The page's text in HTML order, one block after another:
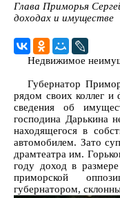
Глава Приморья
доходах и имуществе
Недвижимое
Губернатор
рядом своих коллег и
сведения об
господина Дарькина
находящегося в
автомобилем. Зато
драмтеатра им.
году доход в
приморской
губернатором,